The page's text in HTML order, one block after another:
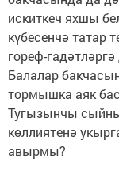
искиткеч яхшы
күбесенчә татар
гореф-
Балалар
тормышка аяк
Тугызынчы
көллиятенә
авырмы?